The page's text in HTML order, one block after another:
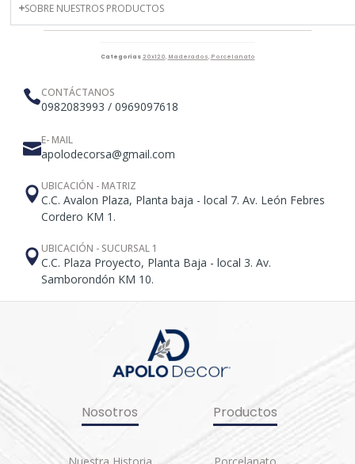
SOBRE NUESTROS PRODUCTOS
Categorías 20x120, Maderados, Porcelanato
CONTÁCTANOS
0982083993 / 0969097618
E- MAIL
apolodecorsa@gmail.com
UBICACIÓN - MATRIZ
C.C. Avalon Plaza, Planta baja - local 7. Av. León Febres
Cordero KM 1.
UBICACIÓN - SUCURSAL 1
C.C. Plaza Proyecto, Planta Baja - local 3. Av.
Samborondón KM 10.
Nosotros Productos